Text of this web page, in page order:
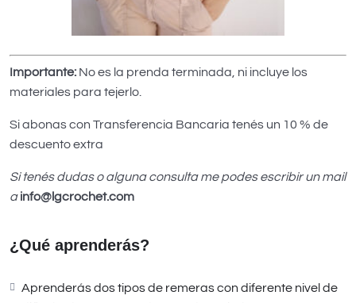
Importante: No es la prenda terminada, ni incluye los
materiales para tejerlo.
Si abonas con Transferencia Bancaria tenés un 10 % de
descuento extra
Si tenés dudas o alguna consulta me podes escribir un mail
a info@lgcrochet.com
¿Qué aprenderás?
Aprenderás dos tipos de remeras con diferente nivel de